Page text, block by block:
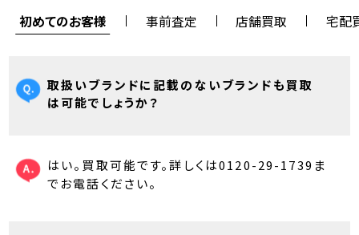
初めてのお客様 事前査定 店舗買取 宅配
取扱いブランドに記載のないブランドも買取
は可能でしょうか？
はい。買取可能です。詳しくは0120-29-1739ま
でお電話ください。